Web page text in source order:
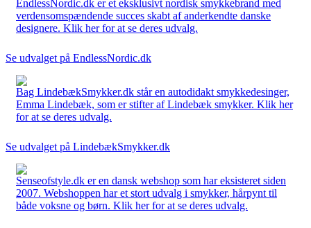
EndlessNordic.dk er et eksklusivt nordisk smykkebrand med
verdensomspændende succes skabt af anderkendte danske
designere. Klik her for at se deres udvalg.
Se udvalget på EndlessNordic.dk
Bag LindebækSmykker.dk står en autodidakt smykkedesinger,
Emma Lindebæk, som er stifter af Lindebæk smykker. Klik her
for at se deres udvalg.
Se udvalget på LindebækSmykker.dk
Senseofstyle.dk er en dansk webshop som har eksisteret siden
2007. Webshoppen har et stort udvalg i smykker, hårpynt til
både voksne og børn. Klik her for at se deres udvalg.